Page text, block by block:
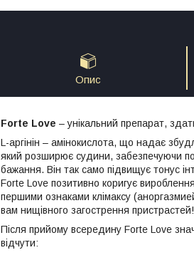
Опис
Forte Love – унікальний препарат,
L-аргінін – амінокислота, що надає
який розширює судини, забезпечуючи
бажання. Він так само підвищує тонус
Forte Love позитивно коригує
першими ознаками клімаксу
вам нищівного загострення пристрастей!
Після прийому всередину Forte Love
відчути: